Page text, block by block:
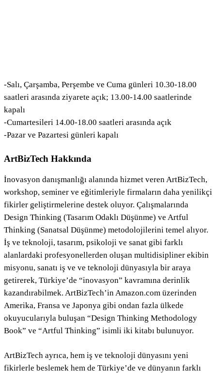
-Salı, Çarşamba, Perşembe ve Cuma günleri 10.30-18.00
saatleri arasında ziyarete açık; 13.00-14.00 saatlerinde
kapalı
-Cumartesileri 14.00-18.00 saatleri arasında açık
-Pazar ve Pazartesi günleri kapalı
ArtBizTech Hakkında
İnovasyon danışmanlığı alanında hizmet veren ArtBizTech,
workshop, seminer ve eğitimleriyle firmaların daha yenilikçi
fikirler geliştirmelerine destek oluyor. Çalışmalarında
Design Thinking (Tasarım Odaklı Düşünme) ve Artful
Thinking (Sanatsal Düşünme) metodolojilerini temel alıyor.
İş ve teknoloji, tasarım, psikoloji ve sanat gibi farklı
alanlardaki profesyonellerden oluşan multidisipliner ekibin
misyonu, sanatı iş ve ve teknoloji dünyasıyla bir araya
getirerek, Türkiye’de “inovasyon” kavramına derinlik
kazandırabilmek. ArtBizTech’in Amazon.com üzerinden
Amerika, Fransa ve Japonya gibi ondan fazla ülkede
okuyucularıyla buluşan “Design Thinking Methodology
Book” ve “Artful Thinking” isimli iki kitabı bulunuyor.
ArtBizTech ayrıca, hem iş ve teknoloji dünyasını yeni
fikirlerle beslemek hem de Türkiye’de ve dünyanın farklı